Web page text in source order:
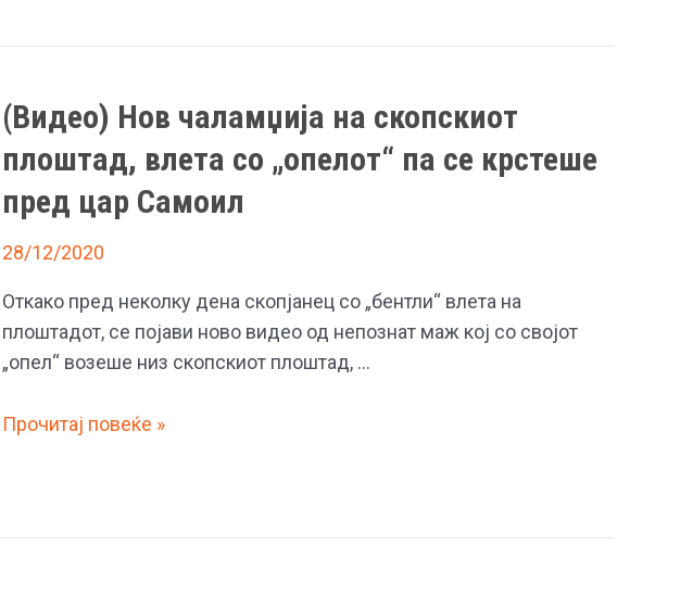
(Видео) Нов чаламџија на скопскиот
плоштад, влета со „опелот“ па се крстеше
пред цар Самоил
28/12/2020
Откако пред неколку дена скопјанец со „бентли“ влета на
плоштадот, се појави ново видео од непознат маж кој со својот
„опел“ возеше низ скопскиот плоштад, …
(Видео)
скопскиот
Прочитај повеќе »